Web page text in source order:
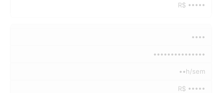
R$ •••••
••••
•••••••••••••••
••h/sem
R$ •••••